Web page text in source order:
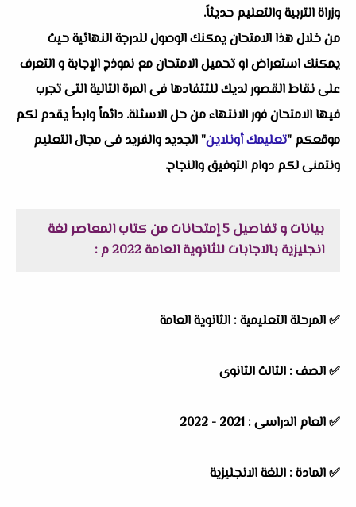
وزراة التربية والتعليم حديثاً.
من خلال هذا الامتحان يمكنك الوصول للدرجة النهائية حيث
يمكنك استعراض او تحميل الامتحان مع نموذج الإجابة و التعرف
على نقاط القصور لديك للتتفادها فى المرة التالية التى تجرب
فيها الامتحان فور الانتهاء من حل الاسئلة. دائماً وابداً يقدم لكم
موقعكم "تعليمك أونلاين" الجديد والفريد فى مجال التعليم
ونتمنى لكم دوام التوفيق والنجاح.
بيانات و تفاصيل 5 إمتحانات من كتاب المعاصر لغة
انجليزية بالاجابات للثانوية العامة 2022 م :
✅المرحلة التعليمية : الثانوية العامة
✅الصف : الثالث الثانوى
✅العام الدراسى : 2021 - 2022
✅المادة : اللغة الانجليزية